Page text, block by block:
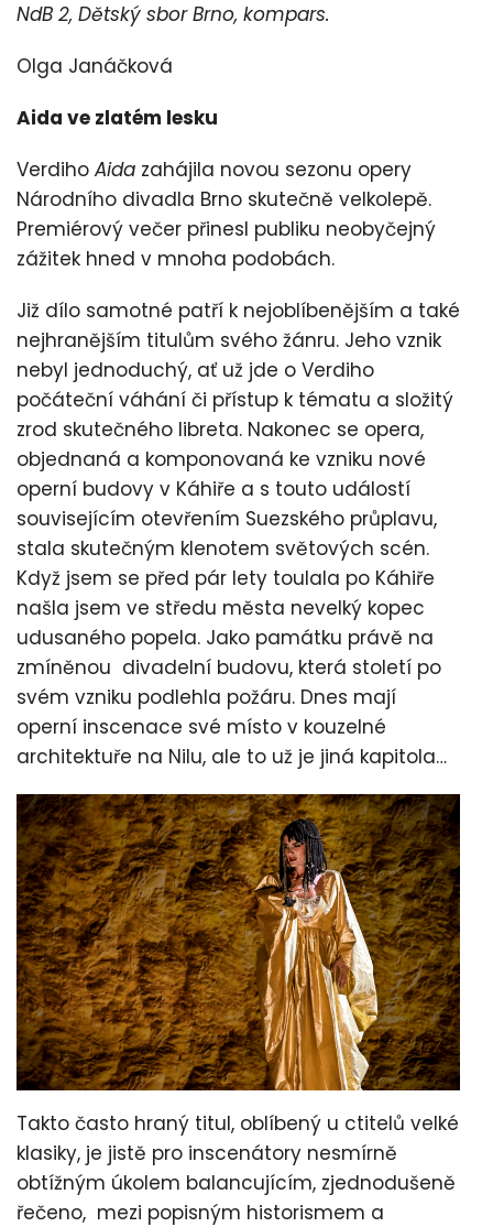
NdB 2, Dětský sbor Brno, kompars.
Olga Janáčková
Aida ve zlatém lesku
Verdiho Aida zahájila novou sezonu opery
Národního divadla Brno skutečně velkolepě.
Premiérový večer přinesl publiku neobyčejný
zážitek hned v mnoha podobách.
Již dílo samotné patří k nejoblíbenějším a také
nejhranějším titulům svého žánru. Jeho vznik
nebyl jednoduchý, ať už jde o Verdiho
počáteční váhání či přístup k tématu a složitý
zrod skutečného libreta. Nakonec se opera,
objednaná a komponovaná ke vzniku nové
operní budovy v Káhiře a s touto událostí
souvisejícím otevřením Suezského průplavu,
stala skutečným klenotem světových scén.
Když jsem se před pár lety toulala po Káhiře
našla jsem ve středu města nevelký kopec
udusaného popela. Jako památku právě na
zmíněnou divadelní budovu, která století po
svém vzniku podlehla požáru. Dnes mají
operní inscenace své místo v kouzelné
architektuře na Nilu, ale to už je jiná kapitola…
Takto často hraný titul, oblíbený u ctitelů velké
klasiky, je jistě pro inscenátory nesmírně
obtížným úkolem balancujícím, zjednodušeně
řečeno, mezi popisným historismem a